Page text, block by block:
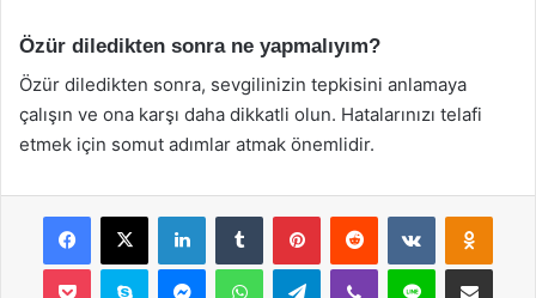
Özür diledikten sonra ne yapmalıyım?
Özür diledikten sonra, sevgilinizin tepkisini anlamaya
çalışın ve ona karşı daha dikkatli olun. Hatalarınızı telafi
etmek için somut adımlar atmak önemlidir.
Facebook
X LinkedInTumblr PinterestReddit VKontakte
Pocket Skype MessengerWhatsAppTelegramViber Line E-Posta ile